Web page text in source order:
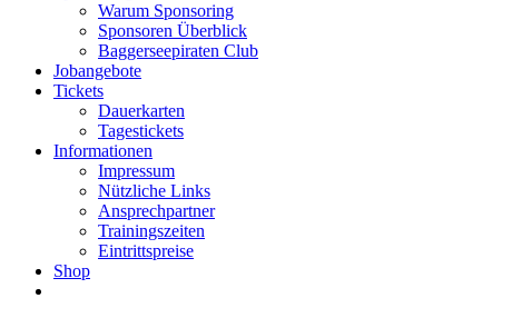
Warum Sponsoring
Sponsoren Überblick
Baggerseepiraten Club
Jobangebote
Tickets
Dauerkarten
Tagestickets
Informationen
Impressum
Nützliche Links
Ansprechpartner
Trainingszeiten
Eintrittspreise
Shop